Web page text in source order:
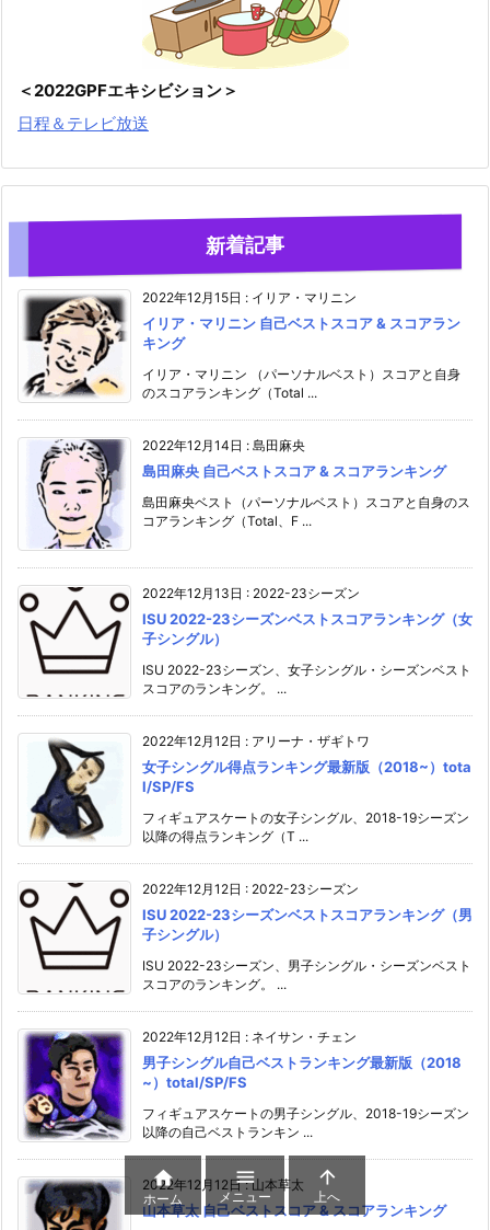
＜2022GPFエキシビション＞
日程＆テレビ放送
新着記事
2022年12月15日 : イリア・マリニン
イリア・マリニン 自己ベストスコア & スコアラン
キング
イリア・マリニン （パーソナルベスト）スコアと自身
のスコアランキング（Total ...
2022年12月14日 : 島田麻央
島田麻央 自己ベストスコア & スコアランキング
島田麻央ベスト（パーソナルベスト）スコアと自身のス
コアランキング（Total、F ...
2022年12月13日 : 2022-23シーズン
ISU 2022-23シーズンベストスコアランキング（女
子シングル）
ISU 2022-23シーズン、女子シングル・シーズンベスト
スコアのランキング。 ...
2022年12月12日 : アリーナ・ザギトワ
女子シングル得点ランキング最新版（2018~）tota
l/SP/FS
フィギュアスケートの女子シングル、2018-19シーズン
以降の得点ランキング（T ...
2022年12月12日 : 2022-23シーズン
ISU 2022-23シーズンベストスコアランキング（男
子シングル）
ISU 2022-23シーズン、男子シングル・シーズンベスト
スコアのランキング。 ...
2022年12月12日 : ネイサン・チェン
男子シングル自己ベストランキング最新版（2018
~）total/SP/FS
フィギュアスケートの男子シングル、2018-19シーズン
以降の自己ベストランキン ...
2022年12月12日:山本草太
山本草太 自己ベストスコア & スコアランキング

ホーム

メニュー

上へ